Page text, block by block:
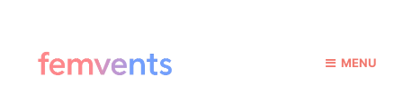
MENU